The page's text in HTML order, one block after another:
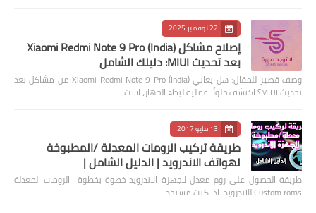
22 نوفمبر 2025
إصلاح مشاكل Xiaomi Redmi Note 9 Pro (India)
بعد تحديث MIUI: دليلك الشامل
وصف قصير للمقال: هل يعاني Xiaomi Redmi Note 9 Pro (India) من مشاكل بعد
تحديث MIUI؟ اكتشف حلولًا عملية لبطء الجهاز، است…
13 مايو 2017
طريقة تركيب الرومات المعدلة /المطبوخة
لهواتف الاندرويد | الدليل الشامل |
طريقة الحصول على روم معدل لاجهزة الاندرويد خطوة بخطوة الرومات المعدلة
Custom roms للاندرويد اذا كنت مستخد…